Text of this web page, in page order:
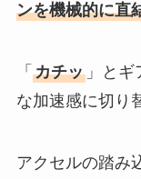
ンを機械的に直
「 カチッ」とギ
な加速感に切り
アクセルの踏み